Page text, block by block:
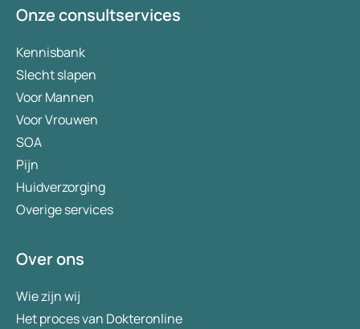
Onze consultservices
Kennisbank
Slecht slapen
Voor Mannen
Voor Vrouwen
SOA
Pijn
Huidverzorging
Overige services
Over ons
Wie zijn wij
Het proces van Dokteronline